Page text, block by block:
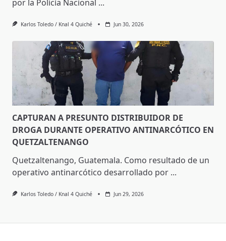
por la Policía Nacional ...
Karlos Toledo / Knal 4 Quiché Jun 30, 2026
CAPTURAN A PRESUNTO DISTRIBUIDOR DE
DROGA DURANTE OPERATIVO ANTINARCÓTICO EN
QUETZALTENANGO
Quetzaltenango, Guatemala. Como resultado de un
operativo antinarcótico desarrollado por ...
Karlos Toledo / Knal 4 Quiché Jun 29, 2026